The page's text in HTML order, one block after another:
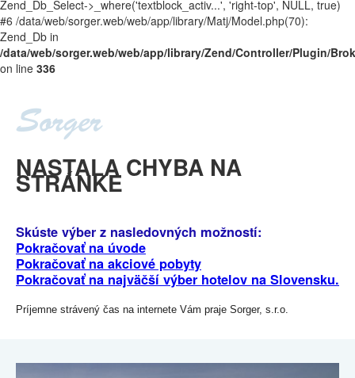
Zend_Db_Select->_where('textblock_activ...', 'right-top', NULL, true)
#6 /data/web/sorger.web/web/app/library/Matj/Model.php(70):
Zend_Db in
/data/web/sorger.web/web/app/library/Zend/Controller/Plugin/
on line 336
NASTALA CHYBA NA
STRÁNKE
Skúste výber z nasledovných možností:
Pokračovať na úvode
Pokračovať na akciové pobyty
Pokračovať na najväčší výber hotelov na Slovensku.
Príjemne strávený čas na internete Vám praje Sorger, s.r.o.